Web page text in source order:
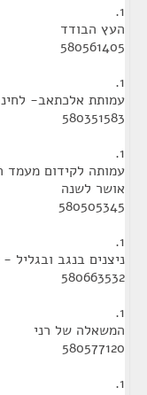
1.
העץ הבודד
580561405
1.
עמותת אלכתאב-
580351583
1.
עמותה לקידום מעמד
אושר לשנה
580505345
1.
ניצנים בנגב ובגליל
580663532
1.
המשאלה של רני
580577120
1.